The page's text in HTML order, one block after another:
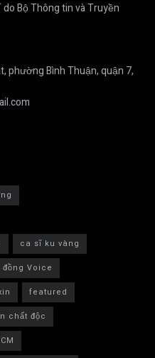
Bộ Thông tin và Truyền
phường Bình Thuận, quận 7,
ca sĩ ku vàng
đồng Voice
featured
chất độc